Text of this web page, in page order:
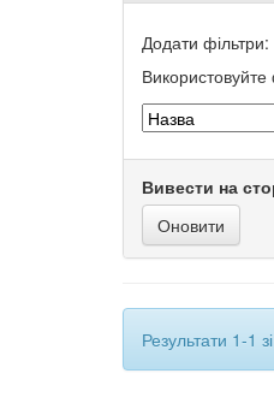
Додати фільтри:
Використовуйте
Вивести на
Результати 1-1